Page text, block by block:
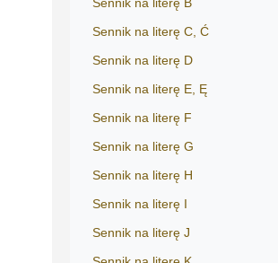
Sennik na literę C, Ć
Sennik na literę D
Sennik na literę E, Ę
Sennik na literę F
Sennik na literę G
Sennik na literę H
Sennik na literę I
Sennik na literę J